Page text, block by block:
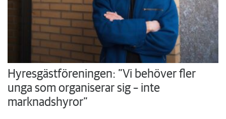
Hyresgästföreningen: ”Vi behöver fler
unga som organiserar sig – inte
marknadshyror”